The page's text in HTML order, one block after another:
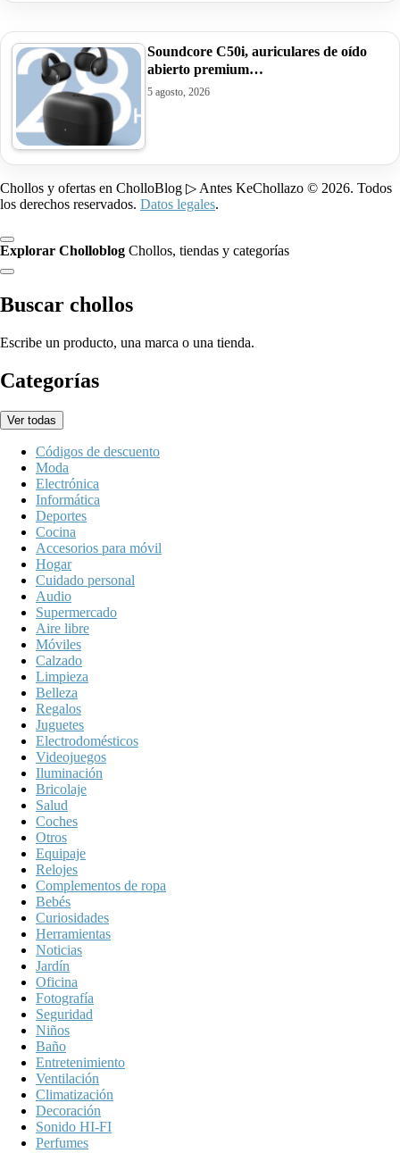
Soundcore C50i, auriculares de oído
abierto premium…
5 agosto, 2026
Chollos y ofertas en CholloBlog ▷ Antes KeChollazo © 2026. Todos
los derechos reservados. Datos legales.
Explorar Cholloblog Chollos, tiendas y categorías
Buscar chollos
Escribe un producto, una marca o una tienda.
Categorías
Ver todas
Códigos de descuento
Moda
Electrónica
Informática
Deportes
Cocina
Accesorios para móvil
Hogar
Cuidado personal
Audio
Supermercado
Aire libre
Móviles
Calzado
Limpieza
Belleza
Regalos
Juguetes
Electrodomésticos
Videojuegos
Iluminación
Bricolaje
Salud
Coches
Otros
Equipaje
Relojes
Complementos de ropa
Bebés
Curiosidades
Herramientas
Noticias
Jardín
Oficina
Fotografía
Seguridad
Niños
Baño
Entretenimiento
Ventilación
Climatización
Decoración
Sonido HI-FI
Perfumes